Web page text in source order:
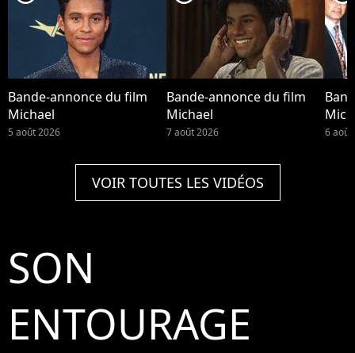
Bande-annonce du film
Michael
5 août 2026
Bande-annonce du film
Michael
7 août 2026 6 août
VOIR TOUTES LES VIDÉOS
SON
ENTOURAGE